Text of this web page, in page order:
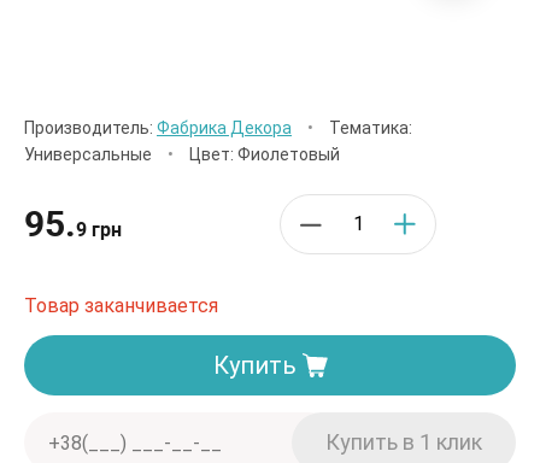
Производитель: Фабрика Декора •
Тематика:
Универсальные
• Цвет: Фиолетовый
95.9 грн
Товар заканчивается
Купить